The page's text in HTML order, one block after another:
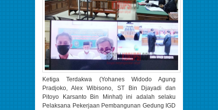
Ketiga Terdakwa (Yohanes Widodo Agung
Pradjoko, Alex Wibisono, ST Bin Djayadi dan
Pitoyo Karsanto Bin Minhat) ini adalah selaku
Pelaksana Pekerjaan Pembangunan Gedung IGD